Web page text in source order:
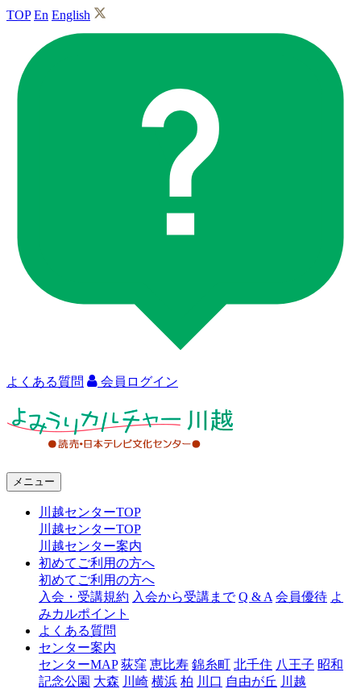
TOP En English
よくある質問 会員ログイン
ャ
越
メニュー
川越センターTOP
川越センターTOP
川越センター案内
初めてご利用の方へ
初めてご利用の方へ
入会・受講規約 入会から受講まで Q & A 会員優待 よ
みカルポイント
よくある質問
センター案内
センターMAP 荻窪 恵比寿 錦糸町 北千住 八王子 昭和
記念公園 大森 川崎 横浜 柏 川口 自由が丘 川越